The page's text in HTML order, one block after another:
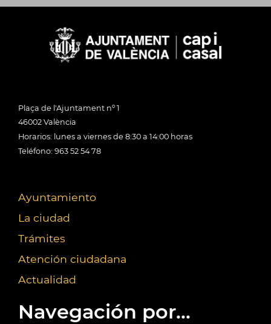
Plaça de l'Ajuntament nº 1
46002 València
Horarios: lunes a viernes de 8:30 a 14:00 horas
Teléfono: 963 52 54 78
Ayuntamiento
La ciudad
Trámites
Atención ciudadana
Actualidad
Navegación por...